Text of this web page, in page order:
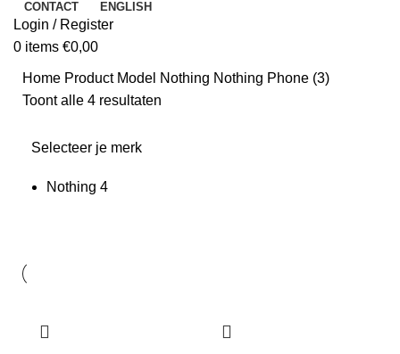
CONTACT
ENGLISH
Login / Register
0 items €0,00
Home Product Model Nothing Nothing Phone (3)
Toont alle 4 resultaten
Selecteer je merk
Nothing 4